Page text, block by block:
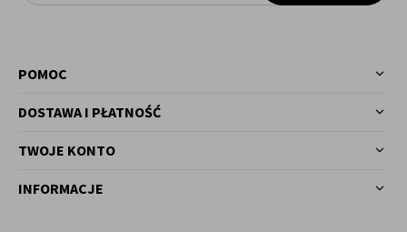
POMOC
DOSTAWA I PŁATNOŚĆ
TWOJE KONTO
INFORMACJE